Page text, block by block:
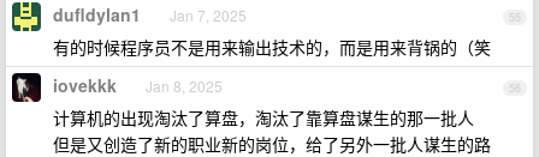
55
dufldylan1 Jan 7, 2025
有的时候程序员不是用来输出技术的，而是用来背锅的（笑
56
iovekkk Jan 8, 2025
计算机的出现淘汰了算盘，淘汰了靠算盘谋生的那一批人
但是又创造了新的职业新的岗位，给了另外一批人谋生的路